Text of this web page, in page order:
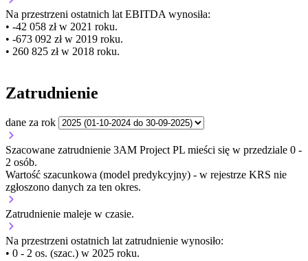
Na przestrzeni ostatnich lat EBITDA wynosiła:
• -42 058 zł w 2021 roku.
• -673 092 zł w 2019 roku.
• 260 825 zł w 2018 roku.
Zatrudnienie
dane za rok
Szacowane zatrudnienie 3AM Project PL mieści się w przedziale 0 -
2 osób.
Wartość szacunkowa (model predykcyjny) - w rejestrze KRS nie
zgłoszono danych za ten okres.
Zatrudnienie maleje w czasie.
Na przestrzeni ostatnich lat zatrudnienie wynosiło:
• 0 - 2 os. (szac.) w 2025 roku.